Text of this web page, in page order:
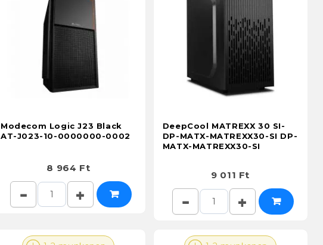
Modecom Logic J23 Black
AT-J023-10-0000000-0002
8 964 Ft
DeepCool MATREXX 30 SI-
DP-MATX-MATREXX30-SI DP-
MATX-MATREXX30-SI
9 011 Ft